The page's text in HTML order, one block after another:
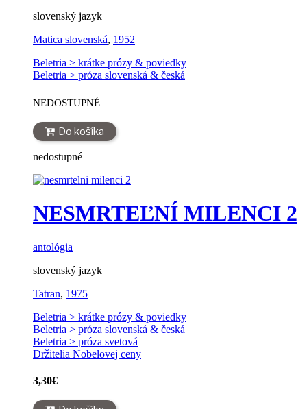
slovenský jazyk
Matica slovenská, 1952
Beletria > krátke prózy & poviedky
Beletria > próza slovenská & česká
NEDOSTUPNÉ
Do košíka
nedostupné
NESMRTEĽNÍ MILENCI 2
antológia
slovenský jazyk
Tatran, 1975
Beletria > krátke prózy & poviedky
Beletria > próza slovenská & česká
Beletria > próza svetová
Držitelia Nobelovej ceny
3,30€